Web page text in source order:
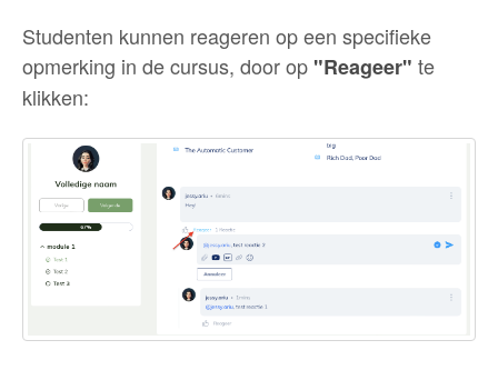
Studenten kunnen reageren op een specifieke
opmerking in de cursus, door op "Reageer" te
klikken: